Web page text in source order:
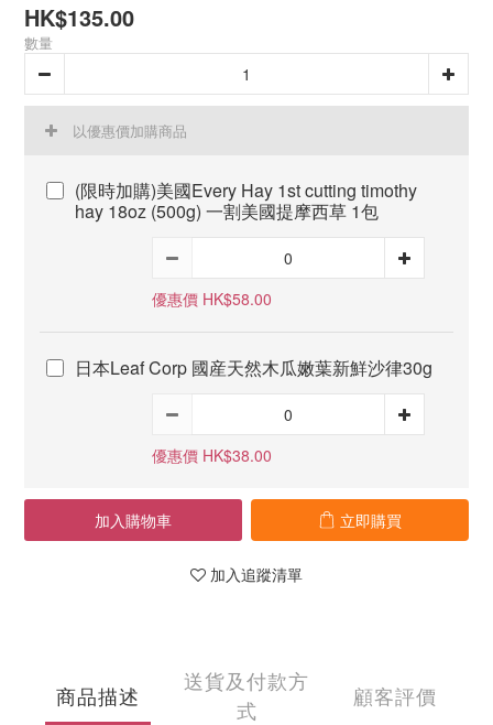
HK$135.00
數量
以優惠價加購商品
(限時加購)美國Every Hay 1st cutting timothy
hay 18oz (500g) 一割美國提摩西草 1包
優惠價 HK$58.00
日本Leaf Corp 國産天然木瓜嫩葉新鮮沙律30g
優惠價 HK$38.00
加入購物車 立即購買
加入追蹤清單
商品描述
送貨及付款方
式
顧客評價